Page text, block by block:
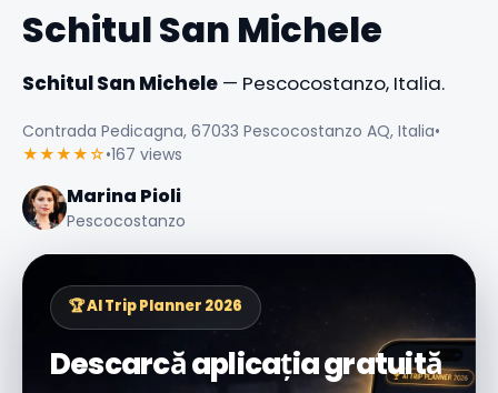
Schitul San Michele
Schitul San Michele — Pescocostanzo, Italia.
Contrada Pedicagna, 67033 Pescocostanzo AQ, Italia•
★★★★☆•167 views
Marina Pioli
Pescocostanzo
🏆 AI Trip Planner 2026
Descarcă aplicația gratuită